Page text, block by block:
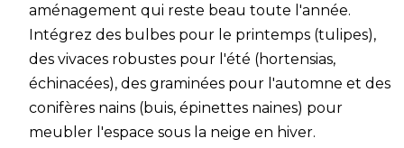
aménagement qui reste beau toute l'année.
Intégrez des bulbes pour le printemps (tulipes),
des vivaces robustes pour l'été (hortensias,
échinacées), des graminées pour l'automne et des
conifères nains (buis, épinettes naines) pour
meubler l'espace sous la neige en hiver.